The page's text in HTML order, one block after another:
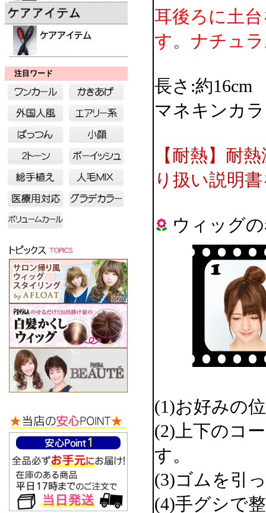
注目ワード
耳後ろに土
す。ナチュ
長さ:約16cm
マネキンカ
【耐熱】耐
り扱い説明
ウィッグ
(1)お好みの
(2)上下のコ
す。
(3)ゴムを引
(4)手グシで